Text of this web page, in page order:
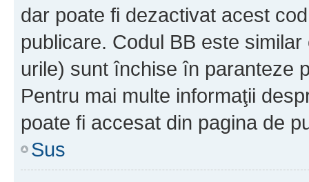
dar poate fi dezactivat acest
publicare. Codul BB este
urile) sunt închise în paranteze
Pentru mai multe informaţii
poate fi accesat din pagina de
Sus